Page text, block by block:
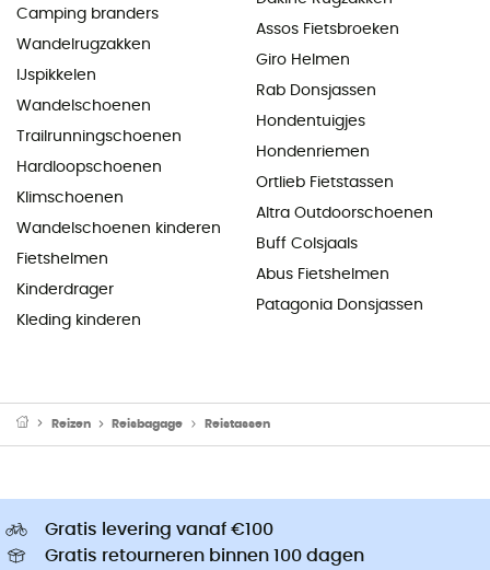
Camping branders
Wandelrugzakken
IJspikkelen
Wandelschoenen
Trailrunningschoenen
Hardloopschoenen
Klimschoenen
Wandelschoenen kinderen
Fietshelmen
Kinderdrager
Kleding kinderen
Assos Fietsbroeken
Giro Helmen
Rab Donsjassen
Hondentuigjes
Hondenriemen
Ortlieb Fietstassen
Altra Outdoorschoenen
Buff Colsjaals
Abus Fietshelmen
Patagonia Donsjassen
Reizen Reisbagage Reistassen
Gratis levering vanaf €100
Gratis retourneren binnen 100 dagen